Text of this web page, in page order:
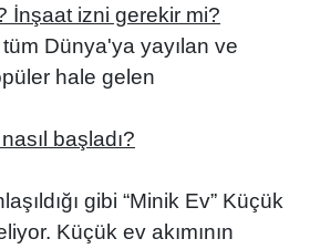
İnşaat izni gerekir mi?
Dünya'ya yayılan ve
hale gelen
başladı?
gibi “Minik Ev” Küçük
Küçük ev akımının